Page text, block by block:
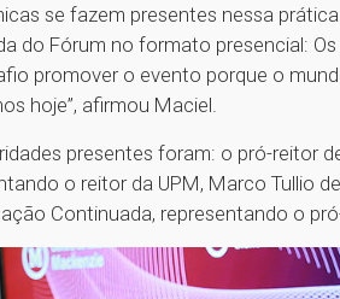
se fazem presentes nessa
do Fórum no formato presencial:
promover o evento porque o
hoje”, afirmou Maciel.
presentes foram: o pró-reitor
o reitor da UPM, Marco Tullio
Continuada, representando o